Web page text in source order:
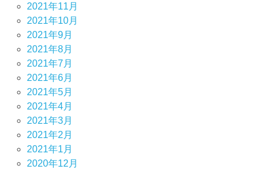
2021年11月
2021年10月
2021年9月
2021年8月
2021年7月
2021年6月
2021年5月
2021年4月
2021年3月
2021年2月
2021年1月
2020年12月